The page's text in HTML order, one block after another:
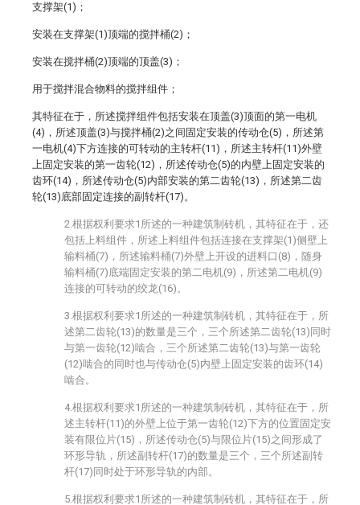
支撑架(1)；
安装在支撑架(1)顶端的搅拌桶(2)；
安装在搅拌桶(2)顶端的顶盖(3)；
用于搅拌混合物料的搅拌组件；
其特征在于，所述搅拌组件包括安装在顶盖(3)顶面的第一电机
(4)，所述顶盖(3)与搅拌桶(2)之间固定安装的传动仓(5)，所述第
一电机(4)下方连接的可转动的主转杆(11)，所述主转杆(11)外壁
上固定安装的第一齿轮(12)，所述传动仓(5)的内壁上固定安装的
齿环(14)，所述传动仓(5)内部安装的第二齿轮(13)，所述第二齿
轮(13)底部固定连接的副转杆(17)。
2.根据权利要求1所述的一种建筑制砖机，其特征在于，还
包括上料组件，所述上料组件包括连接在支撑架(1)侧壁上
输料桶(7)，所述输料桶(7)外壁上开设的进料口(8)，随身
输料桶(7)底端固定安装的第二电机(9)，所述第二电机(9)
连接的可转动的绞龙(16)。
3.根据权利要求1所述的一种建筑制砖机，其特征在于，所
述第二齿轮(13)的数量是三个，三个所述第二齿轮(13)同时
与第一齿轮(12)啮合，三个所述第二齿轮(13)与第一齿轮
(12)啮合的同时也与传动仓(5)内壁上固定安装的齿环(14)
啮合。
4.根据权利要求1所述的一种建筑制砖机，其特征在于，所
述主转杆(11)的外壁上位于第一齿轮(12)下方的位置固定安
装有限位片(15)，所述传动仓(5)与限位片(15)之间形成了
环形导轨，所述副转杆(17)的数量是三个，三个所述副转
杆(17)同时处于环形导轨的内部。
5.根据权利要求1所述的一种建筑制砖机，其特征在于，所